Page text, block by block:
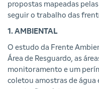
propostas mapeadas
seguir o trabalho das
1. AMBIENTAL
O estudo da Frente
Área de Resguardo, as
monitoramento e um
coletou amostras de água